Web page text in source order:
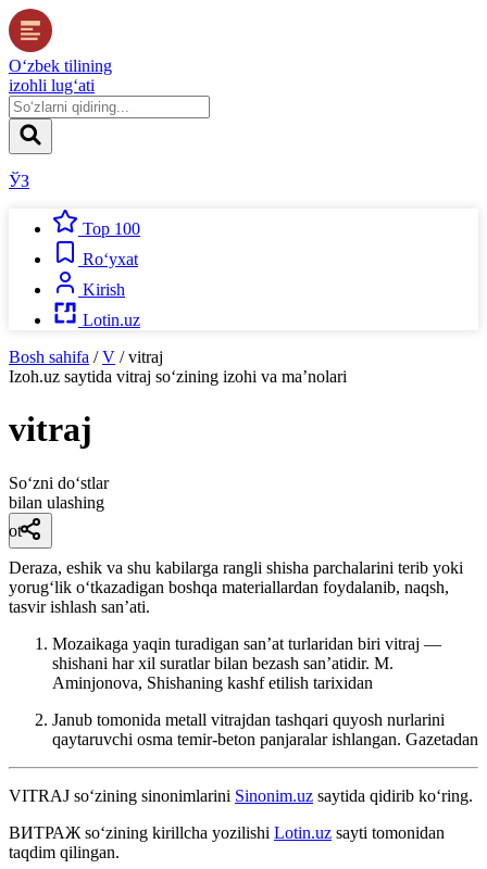
O‘zbek tilining
izohli lug‘ati
ЎЗ
Top 100
Ro‘yxat
Kirish
Lotin.uz
Bosh sahifa / V / vitraj
Izoh.uz saytida vitraj so‘zining izohi va ma’nolari
vitraj
So‘zni do‘stlar
bilan ulashing
ot
Deraza, eshik va shu kabilarga rangli shisha parchalarini terib yoki
yorugʻlik oʻtkazadigan boshqa materiallardan foydalanib, naqsh,
tasvir ishlash sanʼati.
Mozaikaga yaqin turadigan sanʼat turlaridan biri vitraj —
shishani har xil suratlar bilan bezash sanʼatidir. M.
Aminjonova, Shishaning kashf etilish tarixidan
Janub tomonida metall vitrajdan tashqari quyosh nurlarini
qaytaruvchi osma temir-beton panjaralar ishlangan. Gazetadan
VITRAJ so‘zining sinonimlarini Sinonim.uz saytida qidirib ko‘ring.
ВИТРАЖ so‘zining kirillcha yozilishi Lotin.uz sayti tomonidan
taqdim qilingan.